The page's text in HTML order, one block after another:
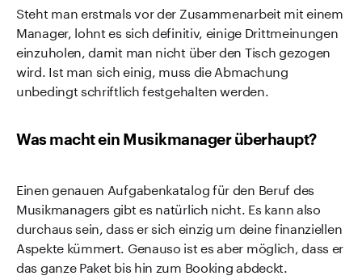
Steht man erstmals vor der Zusammenarbeit mit einem
Manager, lohnt es sich definitiv, einige Drittmeinungen
einzuholen, damit man nicht über den Tisch gezogen
wird. Ist man sich einig, muss die Abmachung
unbedingt schriftlich festgehalten werden.
Was macht ein Musikmanager überhaupt?
Einen genauen Aufgabenkatalog für den Beruf des
Musikmanagers gibt es natürlich nicht. Es kann also
durchaus sein, dass er sich einzig um deine finanziellen
Aspekte kümmert. Genauso ist es aber möglich, dass er
das ganze Paket bis hin zum Booking abdeckt.